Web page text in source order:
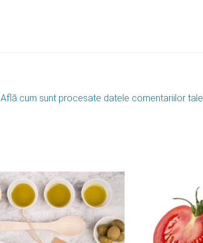
Află cum sunt procesate datele comentariilor tale